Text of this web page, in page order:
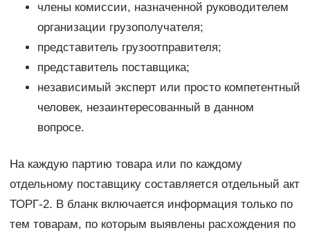
члены комиссии, назначенной руководителем
организации грузополучателя;
представитель грузоотправителя;
представитель поставщика;
независимый эксперт или просто компетентный
человек, незаинтересованный в данном
вопросе.
На каждую партию товара или по каждому
отдельному поставщику составляется отдельный акт
ТОРГ-2. В бланк включается информация только по
тем товарам, по которым выявлены расхождения по